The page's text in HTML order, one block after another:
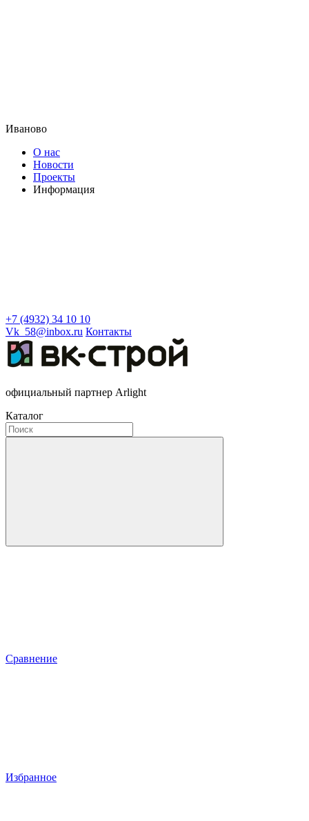
Иваново
О нас
Новости
Проекты
Информация
+7 (4932) 34 10 10
Vk_58@inbox.ru Контакты
официальный партнер Arlight
Каталог
Сравнение
Избранное